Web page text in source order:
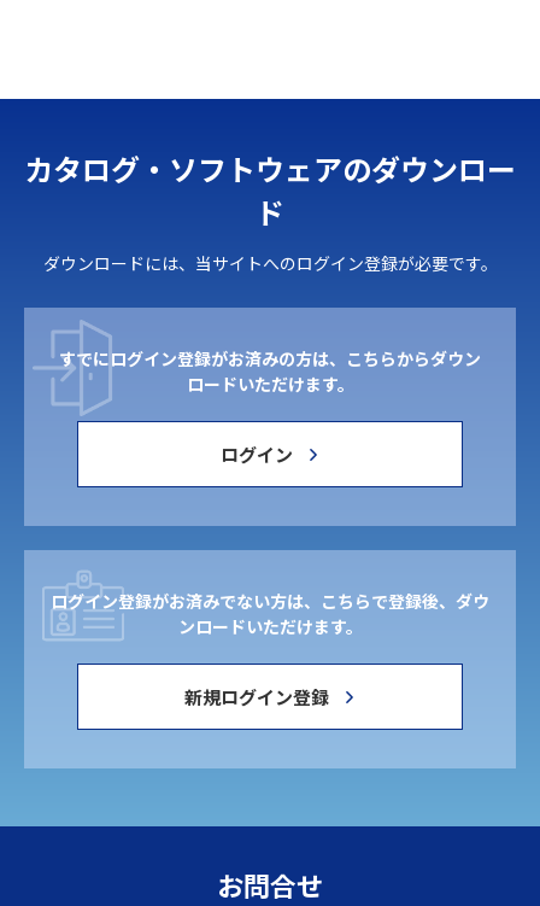
カタログ・ソフトウェアのダウンロー
ド
ダウンロードには、当サイトへのログイン登録が必要です。
すでにログイン登録がお済みの方は、こちらからダウン
ロードいただけます。
ログイン
ログイン登録がお済みでない方は、こちらで登録後、ダウ
ンロードいただけます。
新規ログイン登録
お問合せ